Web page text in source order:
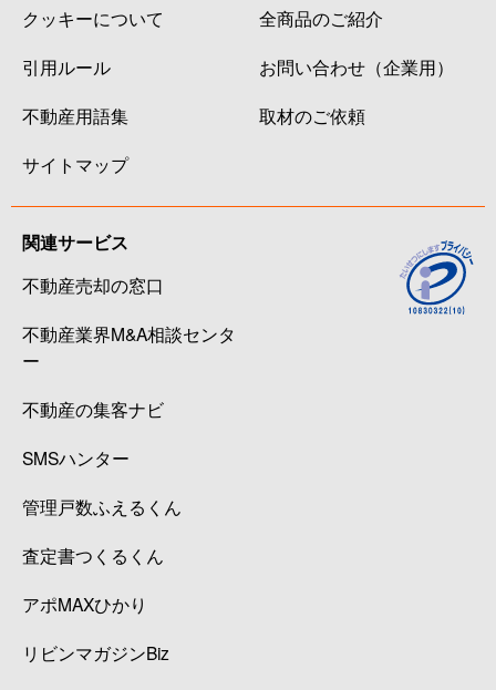
クッキーについて
引用ルール
不動産用語集
サイトマップ
全商品のご紹介
お問い合わせ（企業用）
取材のご依頼
関連サービス
不動産売却の窓口
不動産業界M&A相談センタ
ー
不動産の集客ナビ
SMSハンター
管理戸数ふえるくん
査定書つくるくん
アポMAXひかり
リビンマガジンBiz